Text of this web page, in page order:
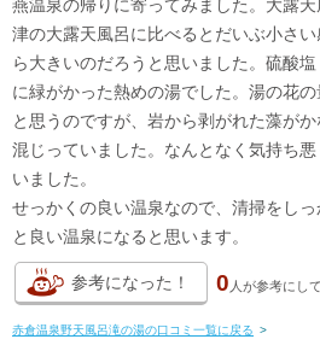
燕温泉の帰りに寄ってみました。大露
津の大露天風呂に比べるとだいぶ小さ
ら大きいのだろうと思いました。硫酸
に緑がかった熱めの湯でした。湯の花
と思うのですが、岩から剥がれた藻が
混じっていました。なんとなく気持ち
いました。
せっかくの良い温泉なので、清掃をし
と良い温泉になると思います。
参考になった！ 0 人が参考にし
赤倉温泉野天風呂滝の湯の口コミ一覧に戻る >